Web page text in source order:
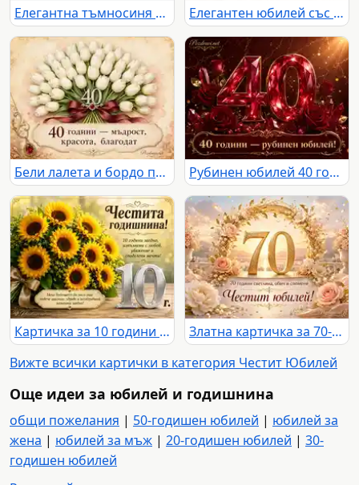
Елегантна тъмносиня юбилейна картичка с лавров венец и сатенена лента Елегантен юбилей със златен надпис и бели рози
Бели лалета и бордо панделка за елегантен юбилей 40 години Рубинен юбилей 40 години с червени рози, рубини и златен надпис
Картичка за 10 години годишнина със слънчогледи, сребърна цифра 10 и празнични надписи
Златна картичка за 70-годишен юбилей с цветя, перли и празничен надпис
Вижте всички картички в категория Честит Юбилей
Още идеи за юбилей и годишнина
общи пожелания | 50-годишен юбилей | юбилей за
жена | юбилей за мъж | 20-годишен юбилей | 30-
годишен юбилей